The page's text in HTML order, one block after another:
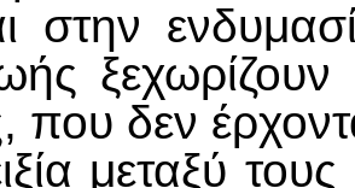
στην
που δεν
μεταξύ